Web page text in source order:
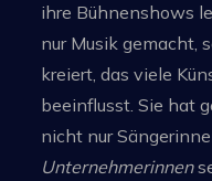
ihre Bühnenshows
nur Musik gemacht,
kreiert, das viele
beeinflusst. Sie hat
nicht nur
Unternehmerinnen